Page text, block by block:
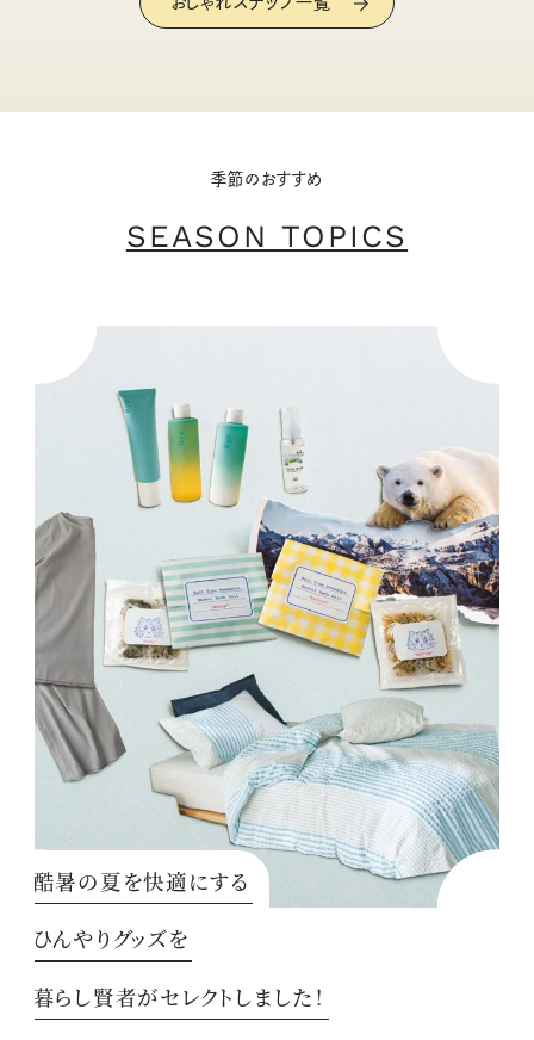
季節のおすすめ
SEASON TOPICS
酷暑の夏を快適にする
ひんやりグッズを
暮らし賢者がセレクトしました！